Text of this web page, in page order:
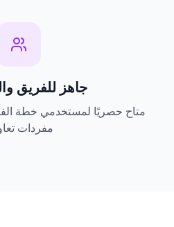
جاهز للفريق
متاح حصريًا لمستخدمي خطة
مفردات